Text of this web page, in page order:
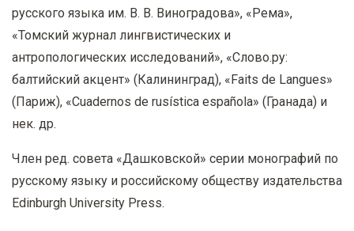
русского языка им. В. В. Виноградова», «Рема»,
«Томский журнал лингвистических и
антропологических исследований», «Слово.ру:
балтийский акцент» (Калининград), «Faits de Langues»
(Париж), «Cuadernos de rusística española» (Гранада) и
нек. др.
Член ред. совета «Дашковской» серии монографий по
русскому языку и российскому обществу издательства
Edinburgh University Press.